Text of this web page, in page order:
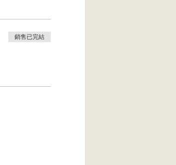
銷售已完結